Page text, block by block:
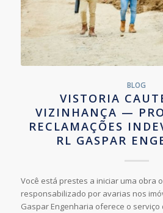
BLOG
VISTORIA
VIZINHANÇA —
RECLAMAÇÕES
RL GASPAR
Você está prestes a iniciar uma obra
responsabilizado por avarias nos
Gaspar Engenharia oferece o serviço